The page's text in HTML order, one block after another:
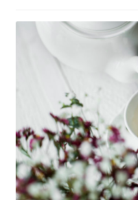
香Ｉ香料廚房
全Ｉ養生總覽
購物車
結帳頁面